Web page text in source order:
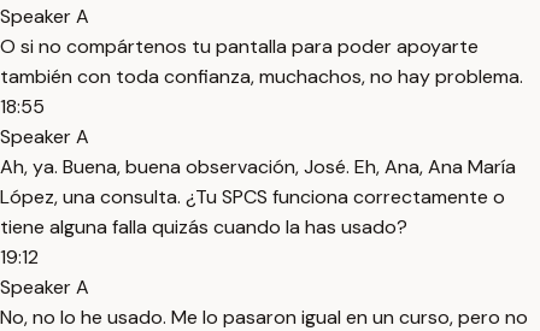
Speaker A
O si no compártenos tu pantalla para poder apoyarte
también con toda confianza, muchachos, no hay problema.
18:55
Speaker A
Ah, ya. Buena, buena observación, José. Eh, Ana, Ana María
López, una consulta. ¿Tu SPCS funciona correctamente o
tiene alguna falla quizás cuando la has usado?
19:12
Speaker A
No, no lo he usado. Me lo pasaron igual en un curso, pero no